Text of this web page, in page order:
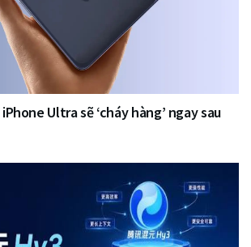
Ultra sẽ ‘cháy hàng’ ngay sau